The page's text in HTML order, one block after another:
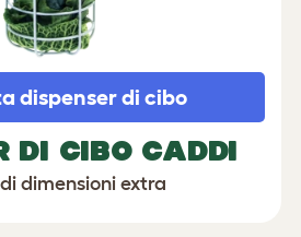
DI CIBO CADDI
dimensioni extra
dispenser di cibo